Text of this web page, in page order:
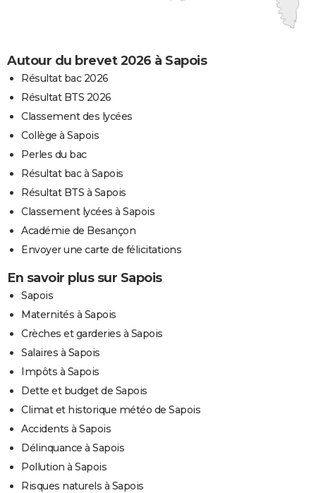
Autour du brevet 2026 à Sapois
Résultat bac 2026
Résultat BTS 2026
Classement des lycées
Collège à Sapois
Perles du bac
Résultat bac à Sapois
Résultat BTS à Sapois
Classement lycées à Sapois
Académie de Besançon
Envoyer une carte de félicitations
En savoir plus sur Sapois
Sapois
Maternités à Sapois
Crèches et garderies à Sapois
Salaires à Sapois
Impôts à Sapois
Dette et budget de Sapois
Climat et historique météo de Sapois
Accidents à Sapois
Délinquance à Sapois
Pollution à Sapois
Risques naturels à Sapois